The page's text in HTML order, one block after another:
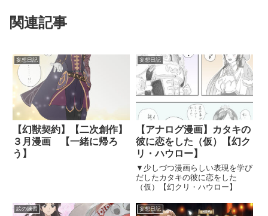
関連記事
妄想日記
【幻獣契約】【二次創作】
３月漫画 【一緒に帰ろ
う】
妄想日記
【アナログ漫画】カタキの
彼に恋をした（仮）【幻ク
リ・ハウロー】
▼少しづつ漫画らしい表現を学び
だしたカタキの彼に恋をした
（仮）【幻クリ・ハウロー】
絵の練習 妄想日記